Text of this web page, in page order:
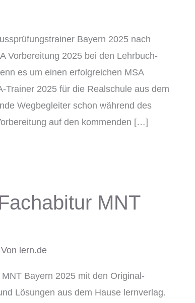
Bayern 2025 nach
Vorbereitung 2025 bei den Lehrbuch-
es um einen erfolgreichen MSA
2025 für die Realschule aus dem
Wegbegleiter schon während des
auf den kommenden […]
MNT
lern.de
Bayern 2025 mit den Original-
Lösungen aus dem Hause lernverlag.